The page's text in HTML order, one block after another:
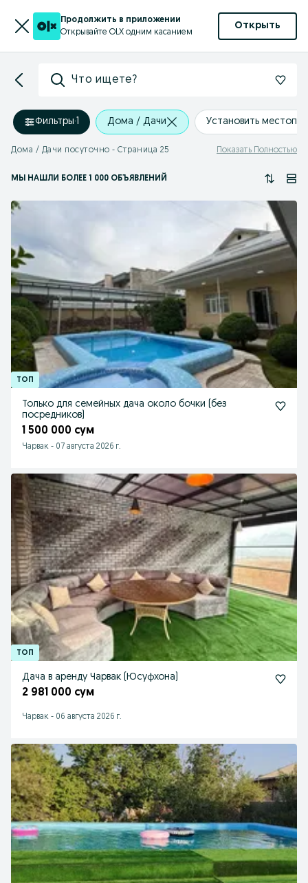
Продолжить в приложении
Открывайте OLX одним касанием
Открыть
Что ищете?
Фильтры·1 Дома / Дачи Установить
Дома / Дачи посуточно - Страница 25 Показать Полностью
МЫ НАШЛИ БОЛЕЕ 1 000 ОБЪЯВЛЕНИЙ
Только для семейных дача около бочки (без
посредников)
1 500 000 сум
Чарвак - 07 августа 2026 г.
Дача в аренду Чарвак (Юсуфхона)
2 981 000 сум
Чарвак - 06 августа 2026 г.